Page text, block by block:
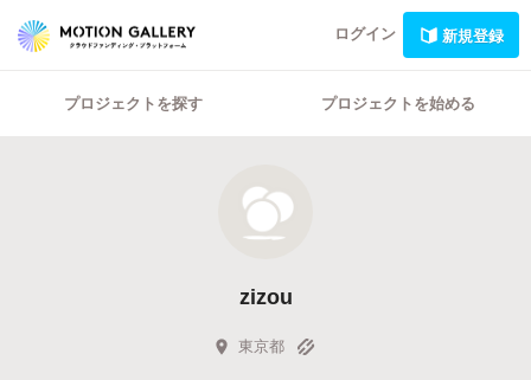
ログイン 新規登録
プロジェクトを探す プロジェクトを始める
zizou
東京都